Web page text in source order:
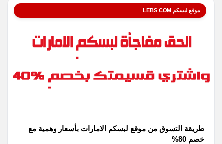
موقع لبسكم LEBS COM
طريقة التسوق من موقع لبسكم الامارات بأسعار وهمية مع
خصم 80%